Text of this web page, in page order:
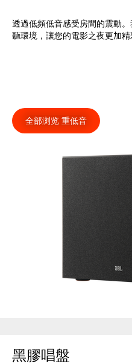
透過低頻低音感受房間的震動
聽環境，讓您的電影之夜更加精
全部浏览 重低音
黑膠唱盤